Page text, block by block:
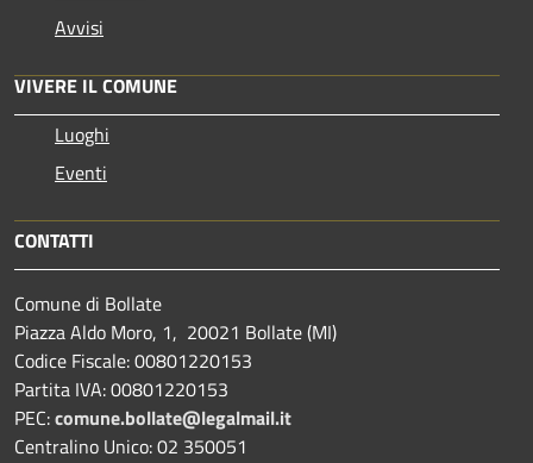
Avvisi
VIVERE IL COMUNE
Luoghi
Eventi
CONTATTI
Comune di Bollate
Piazza Aldo Moro, 1, 20021 Bollate (MI)
Codice Fiscale: 00801220153
Partita IVA: 00801220153
PEC:comune.bollate@legalmail.it
Centralino Unico: 02 350051